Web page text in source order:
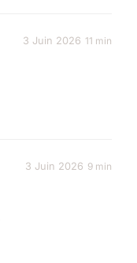
3 Juin 2026 11 min
3 Juin 2026 9 min